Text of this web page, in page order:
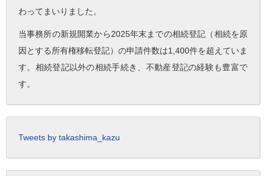
わってまいりました。
当事務所の新規開業から2025年末までの相続登記（相続を原
因とする所有権移転登記）の申請件数は1,400件を超えていま
す。相続登記以外の相続手続き、不動産登記の経験も豊富で
す。
Tweets by takashima_kazu